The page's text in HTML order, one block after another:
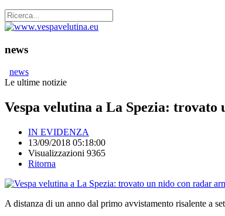
news
news
Le ultime notizie
Vespa velutina a La Spezia:
IN EVIDENZA
13/09/2018 05:18:00
Visualizzazioni 9365
Ritorna
A distanza di un anno dal primo avvistamento risalente a